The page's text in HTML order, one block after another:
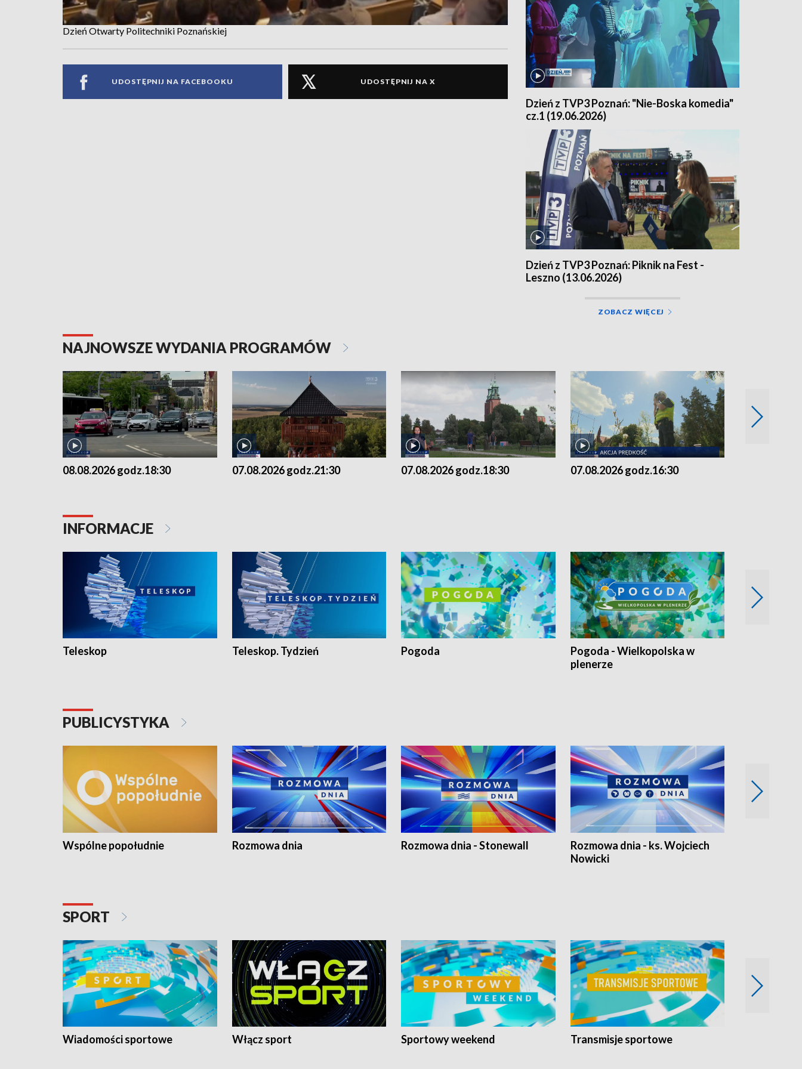
Dzień Otwarty Politechniki Poznańskiej
UDOSTĘPNIJ NA FACEBOOKU UDOSTĘPNIJ NA X
Dzień z TVP3 Poznań: "Nie-Boska komedia"
cz.1 (19.06.2026)
Dzień z TVP3 Poznań: Piknik na Fest -
Leszno (13.06.2026)
ZOBACZ WIĘCEJ
NAJNOWSZE WYDANIA PROGRAMÓW
08.08.2026 godz.18:30 07.08.2026 godz.21:30 07.08.2026 godz.18:30 07.08.2026 godz.16:30
INFORMACJE
Teleskop Teleskop. Tydzień Pogoda
Pogoda - Wielkopolska w
plenerze
PUBLICYSTYKA
Wspólne popołudnie Rozmowa dnia Rozmowa dnia - Stonewall
Rozmowa dnia - ks. Wojciech
Nowicki
SPORT
Wiadomości sportowe Włącz sport Sportowy weekend Transmisje sportowe